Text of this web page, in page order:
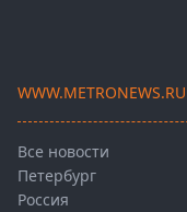
WWW.METRONEWS.RU
Все новости
Петербург
Россия